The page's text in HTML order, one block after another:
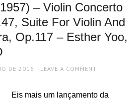
– Violin Concerto
Suite For Violin And
Op.117 – Esther Yoo,
DE 2016 LEAVE A COMMENT
Eis mais um lançamento da